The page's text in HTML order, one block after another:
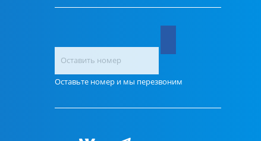
Оставьте номер и мы перезвоним